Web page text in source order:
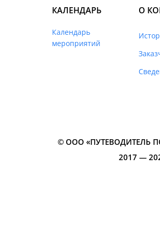
КАЛЕНДАРЬ
Календарь
мероприятий
О
© ООО «ПУТЕВОДИТЕЛЬ
2017 —